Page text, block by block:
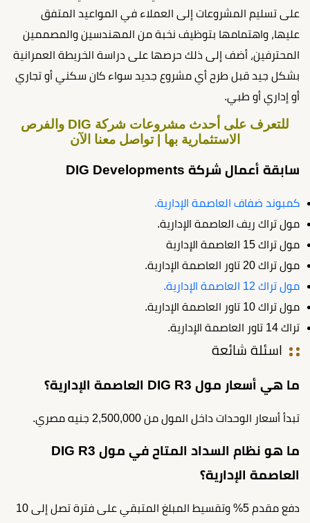
على تسليم المشروعات إلى العملاء في المواعيد المتفق
عليها، واهتمامها بتوظيف نخبة من المهندسين والمصممين
المحترفين، أضف إلى ذلك حرصها على دراسة الخريطة العمرانية
بشكل جيد قبل طرح أي مشروع جديد سواء كان سكني أو تجاري
أو إداري أو طبي.
للتعرف على أحدث مشروعات شركة DIG والفرص
الاستثمارية بها | تواصل معنا الآن
سابقة أعمال شركة DIG Developments
كمبوند ضفاف العاصمة الإدارية.
مول تراك ريف العاصمة الإدارية.
مول تراك 15 العاصمة الإدارية
مول تراك 20 تاور العاصمة الإدارية.
مول تراك 12 العاصمة الإدارية.
مول تراك 10 تاور العاصمة الإدارية.
تراك 14 تاور العاصمة الإدارية.
اسئلة شائعة
ما هي أسعار مول DIG R3 العاصمة الإدارية؟
تبدأ أسعار الوحدات داخل المول من 2,500,000 جنيه مصري.
ما هو نظام السداد المتاح في مول DIG R3
العاصمة الإدارية؟
دفع مقدم 5% وتقسيط المبلغ المتبقي على فترة تصل إلى 10